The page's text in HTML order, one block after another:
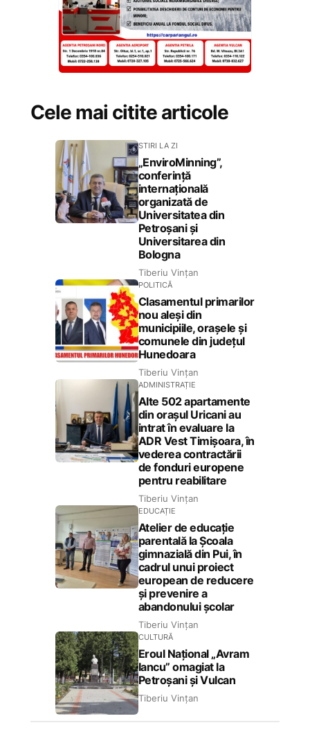
Cele mai citite articole
STIRI LA ZI
„EnviroMinning”,
conferință
internațională
organizată de
Universitatea din
Petroșani și
Universitarea din
Bologna
Tiberiu Vințan
POLITICĂ
Clasamentul primarilor
nou aleși din
municipiile, orașele și
comunele din județul
Hunedoara
Tiberiu Vințan
ADMINISTRAȚIE
Alte 502 apartamente
din orașul Uricani au
intrat în evaluare la
ADR Vest Timișoara, în
vederea contractării
de fonduri europene
pentru reabilitare
Tiberiu Vințan
EDUCAȚIE
Atelier de educație
parentală la Școala
gimnazială din Pui, în
cadrul unui proiect
european de reducere
și prevenire a
abandonului școlar
Tiberiu Vințan
CULTURĂ
Eroul Național „Avram
Iancu” omagiat la
Petroșani și Vulcan
Tiberiu Vințan